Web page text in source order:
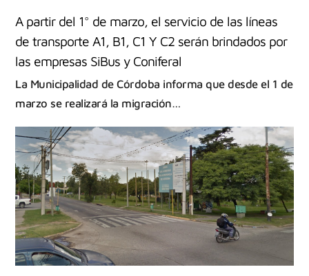
A partir del 1° de marzo, el servicio de las líneas
de transporte A1, B1, C1 Y C2 serán brindados por
las empresas SiBus y Coniferal
La Municipalidad de Córdoba informa que desde el 1 de
marzo se realizará la migración…